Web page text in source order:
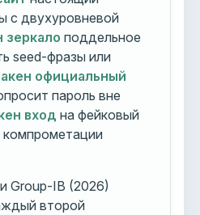
с двухуровневой
зеркало поддельное
seed-фразы или
официальный
пароль вне
вход на фейковый
компрометации
Group-IB (2026)
второй